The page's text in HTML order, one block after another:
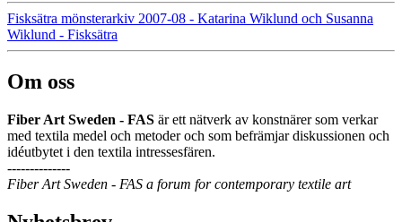
Fisksätra mönsterarkiv 2007-08 - Katarina Wiklund och Susanna
Wiklund - Fisksätra
Om oss
Fiber Art Sweden - FAS är ett nätverk av konstnärer som verkar
med textila medel och metoder och som befrämjar diskussionen och
idéutbytet i den textila intressesfären.
--------------
Fiber Art Sweden - FAS a forum for contemporary textile art